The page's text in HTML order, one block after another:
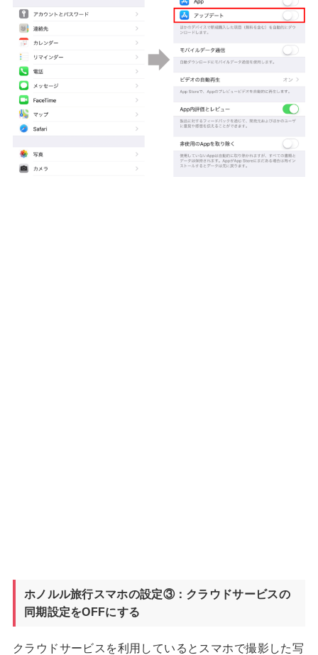
ホノルル旅行スマホの設定③：クラウドサービスの
同期設定をOFFにする
クラウドサービスを利用しているとスマホで撮影した写